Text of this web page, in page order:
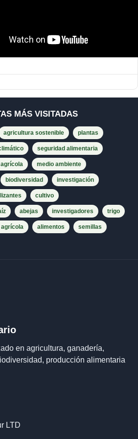
MÁS VISITADAS
agricultura sostenible plantas
seguridad alimentaria
medio ambiente
biodiversidad investigación
cultivo
abejas investigadores trigo
alimentos semillas
en agricultura, ganadería,
producción alimentaria
LTD